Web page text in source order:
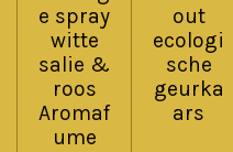
e spray
witte
salie &
roos
Aromaf
ume
out
ecologi
sche
geurka
ars